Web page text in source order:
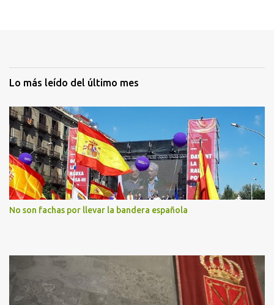
Lo más leído del último mes
No son fachas por llevar la bandera española